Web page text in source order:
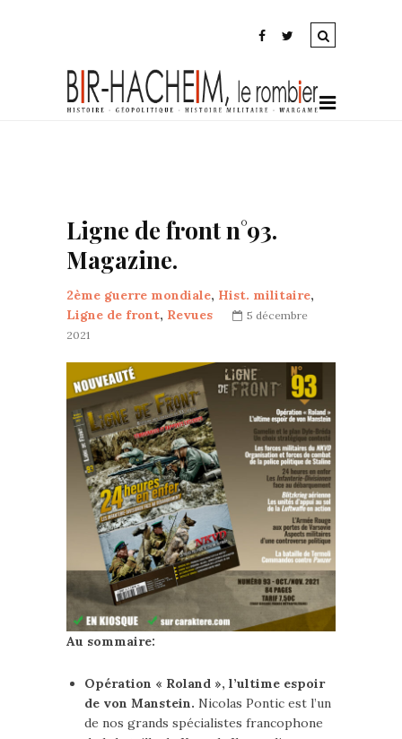
Ligne de front n°93.
Magazine.
2ème guerre mondiale, Hist. militaire,
Ligne de front, Revues
5 décembre
2021
Au sommaire:
Opération « Roland », l’ultime espoir
de von Manstein. Nicolas Pontic est l’un
de nos grands spécialistes francophone